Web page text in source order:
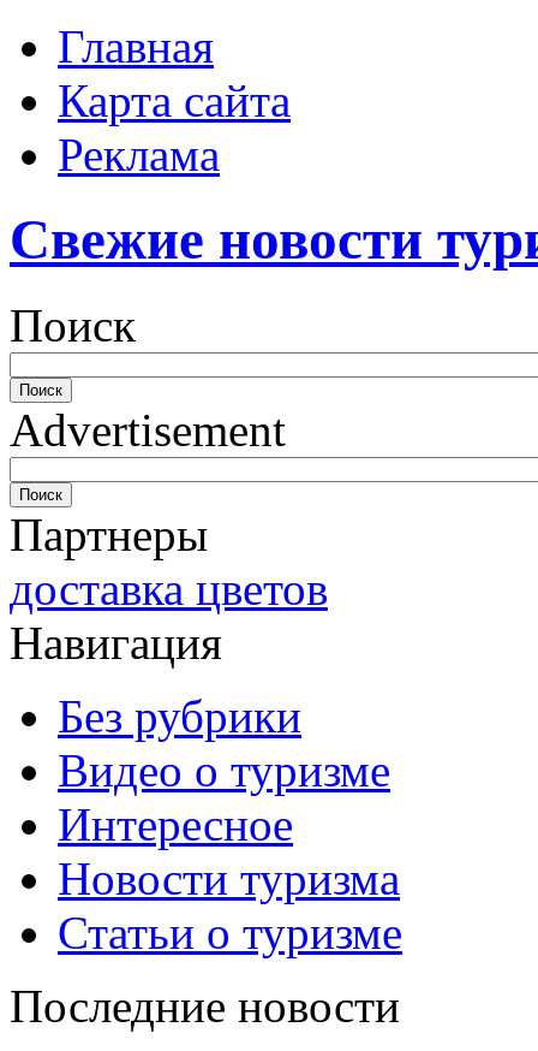
Главная
Карта сайта
Реклама
Свежие новости
Поиск
Advertisement
Партнеры
доставка цветов
Навигация
Без рубрики
Видео о туризме
Интересное
Новости туризма
Статьи о туризме
Последние новости